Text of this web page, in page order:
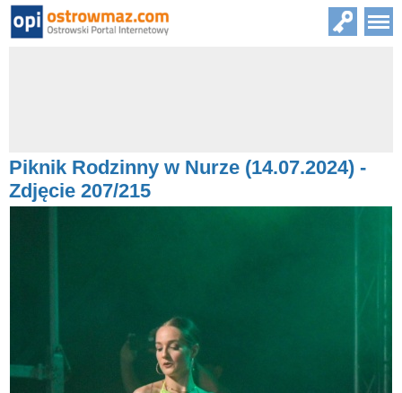
Piknik Rodzinny w Nurze (14.07.2024) -
Zdjęcie 207/215